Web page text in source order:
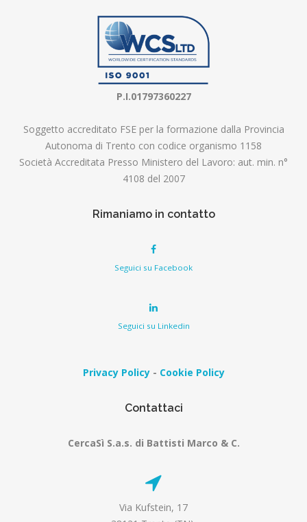
P.I.01797360227
Soggetto accreditato FSE per la formazione dalla Provincia
Autonoma di Trento con codice organismo 1158
Società Accreditata Presso Ministero del Lavoro: aut. min. n°
4108 del 2007
Rimaniamo in contatto
Seguici su Facebook
Seguici su Linkedin
Privacy Policy- Cookie Policy
Contattaci
CercaSì S.a.s. di Battisti Marco & C.
Via Kufstein, 17